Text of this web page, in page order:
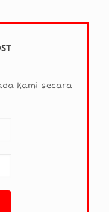
kami secara